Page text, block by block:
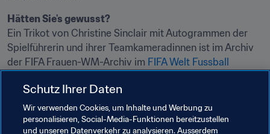
Hätten Sie's gewusst?
Ein Trikot von Christine Sinclair mit Autogrammen der
Spielführerin und ihrer Teamkameradinnen ist im Archiv
der FIFA Frauen-WM-Archiv im FIFA Welt Fussball
Schutz Ihrer Daten
Wir verwenden Cookies, um Inhalte und Werbung zu
personalisieren, Social-Media-Funktionen bereitzustellen
und unseren Datenverkehr zu analysieren. Ausserdem